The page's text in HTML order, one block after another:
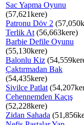
Sac Yapma Oyunu
(57,621kere)
Patronu Döv 2
Terlik At (56,663kere)
Barbie Defile Oyunu
(55,130kere)
Balonlu Kiz
Çaktırmadan Bak
(54,435kere)
Sivilce Patlat
Cehennemden Kaçış
(52,228kere)
Zidan Sahada